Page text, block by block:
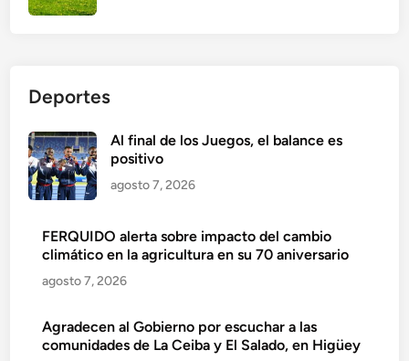
Deportes
Al final de los Juegos, el balance es
positivo
agosto 7, 2026
FERQUIDO alerta sobre impacto del cambio
climático en la agricultura en su 70 aniversario
agosto 7, 2026
Agradecen al Gobierno por escuchar a las
comunidades de La Ceiba y El Salado, en Higüey